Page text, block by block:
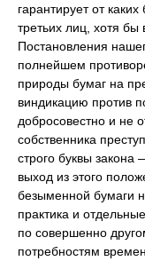
гарантирует от
третьих лиц, хотя бы
Постановления
полнейшем
природы бумаг на
виндикацию против
добросовестно и не
собственника
строго буквы
выход из этого
безыменной бумаги
практика и
по совершенно
потребностям